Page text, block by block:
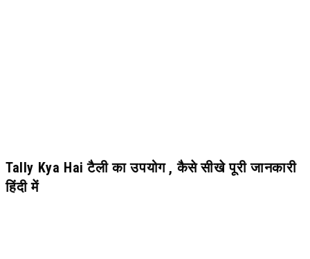
Tally Kya Hai टैली का उपयोग , कैसे सीखे पूरी जानकारी
हिंदी में